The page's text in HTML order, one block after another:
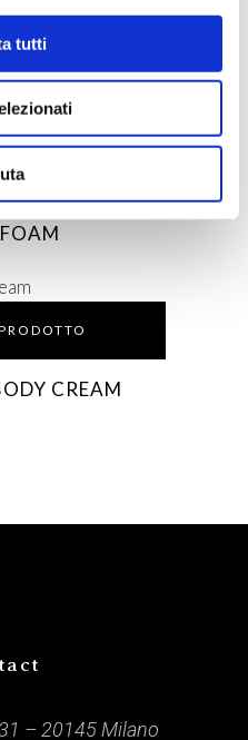
tutti
SICILIANA
CREAM
– 20145 Milano